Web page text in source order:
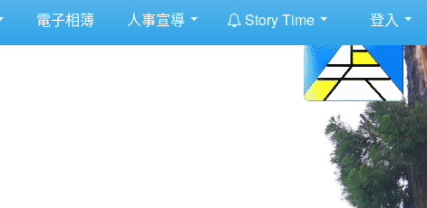
電子相簿 人事宣導 Story Time 登入